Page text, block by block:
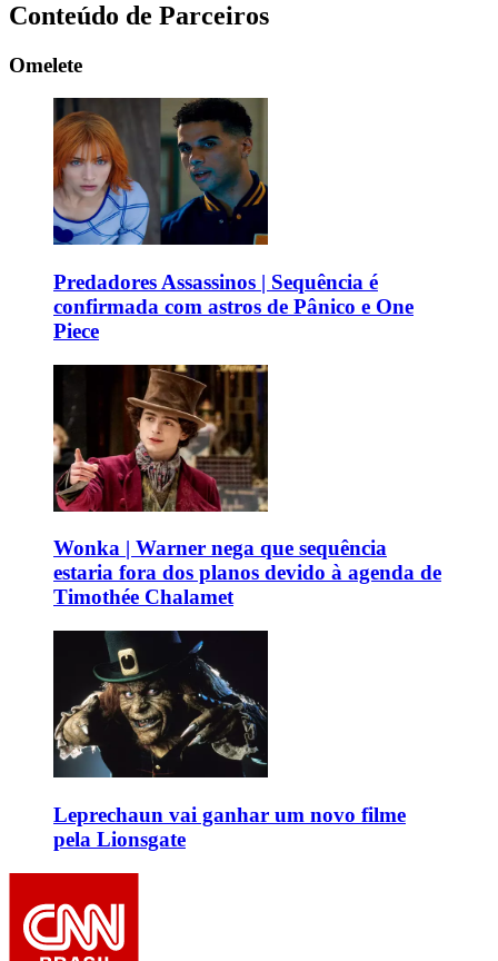
Conteúdo de Parceiros
Omelete
Predadores Assassinos | Sequência é
confirmada com astros de Pânico e One
Piece
Wonka | Warner nega que sequência
estaria fora dos planos devido à agenda de
Timothée Chalamet
Leprechaun vai ganhar um novo filme
pela Lionsgate